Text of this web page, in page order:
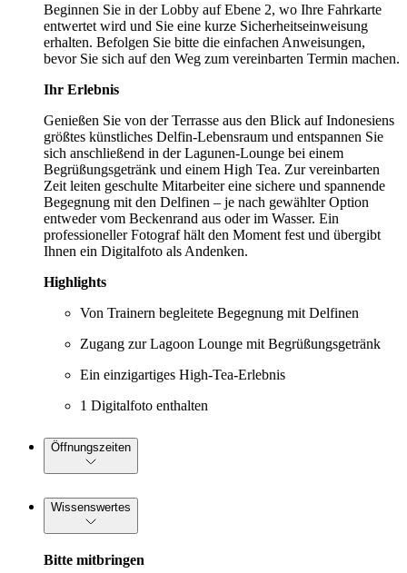
Beginnen Sie in der Lobby auf Ebene 2, wo Ihre Fahrkarte
entwertet wird und Sie eine kurze Sicherheitseinweisung
erhalten. Befolgen Sie bitte die einfachen Anweisungen,
bevor Sie sich auf den Weg zum vereinbarten Termin machen.
Ihr Erlebnis
Genießen Sie von der Terrasse aus den Blick auf Indonesiens
größtes künstliches Delfin-Lebensraum und entspannen Sie
sich anschließend in der Lagunen-Lounge bei einem
Begrüßungsgetränk und einem High Tea. Zur vereinbarten
Zeit leiten geschulte Mitarbeiter eine sichere und spannende
Begegnung mit den Delfinen – je nach gewählter Option
entweder vom Beckenrand aus oder im Wasser. Ein
professioneller Fotograf hält den Moment fest und übergibt
Ihnen ein Digitalfoto als Andenken.
Highlights
Von Trainern begleitete Begegnung mit Delfinen
Zugang zur Lagoon Lounge mit Begrüßungsgetränk
Ein einzigartiges High-Tea-Erlebnis
1 Digitalfoto enthalten
Öffnungszeiten
Wissenswertes
Bitte mitbringen